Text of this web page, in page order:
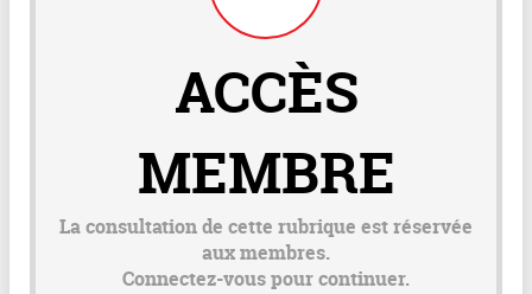
ACCÈS
MEMBRE
La consultation de cette rubrique est réservée
aux membres.
Connectez-vous pour continuer.